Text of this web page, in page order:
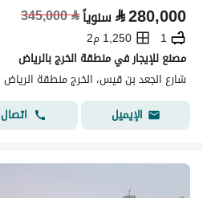
⃁280,000 سنوياً⃁
345,000
1
1,250 م2
مصنع للإيجار في منطقة الخرج بالرياض
شارع الجعد بن قيس، الخرج منطقة الرياض
الإيميل
اتصال